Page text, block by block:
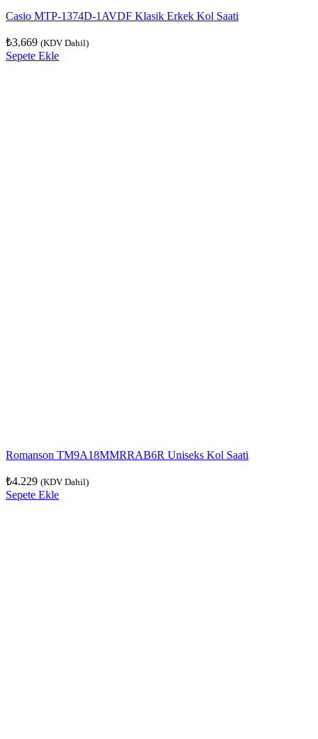
Casio MTP-1374D-1AVDF Klasik Erkek Kol Saati
₺3.669 (KDV Dahil)
Sepete Ekle
Romanson TM9A18MMRRAB6R Uniseks Kol Saati
₺4.229 (KDV Dahil)
Sepete Ekle